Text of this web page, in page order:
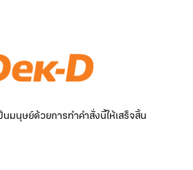
มนุษย์ด้วยการทำคำสั่งนี้ให้เสร็จสิ้น